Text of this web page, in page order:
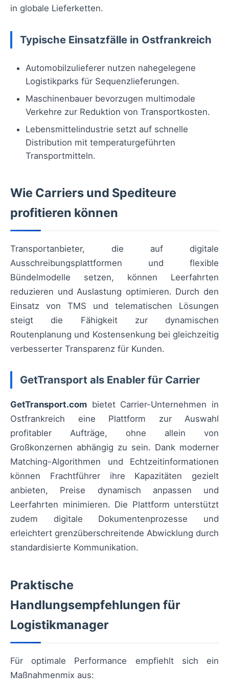
in globale Lieferketten.
Typische Einsatzfälle in Ostfrankreich
Automobilzulieferer nutzen nahegelegene
Logistikparks für Sequenzlieferungen.
Maschinenbauer bevorzugen multimodale
Verkehre zur Reduktion von Transportkosten.
Lebensmittelindustrie setzt auf schnelle
Distribution mit temperaturgeführten
Transportmitteln.
Wie Carriers und Spediteure
profitieren können
Transportanbieter, die auf digitale
Ausschreibungsplattformen und flexible
Bündelmodelle setzen, können Leerfahrten
reduzieren und Auslastung optimieren. Durch den
Einsatz von TMS und telematischen Lösungen
steigt die Fähigkeit zur dynamischen
Routenplanung und Kostensenkung bei gleichzeitig
verbesserter Transparenz für Kunden.
GetTransport als Enabler für Carrier
GetTransport.com bietet Carrier-Unternehmen in
Ostfrankreich eine Plattform zur Auswahl
profitabler Aufträge, ohne allein von
Großkonzernen abhängig zu sein. Dank moderner
Matching-Algorithmen und Echtzeitinformationen
können Frachtführer ihre Kapazitäten gezielt
anbieten, Preise dynamisch anpassen und
Leerfahrten minimieren. Die Plattform unterstützt
zudem digitale Dokumentenprozesse und
erleichtert grenzüberschreitende Abwicklung durch
standardisierte Kommunikation.
Praktische
Handlungsempfehlungen für
Logistikmanager
Für optimale Performance empfiehlt sich ein
Maßnahmenmix aus: